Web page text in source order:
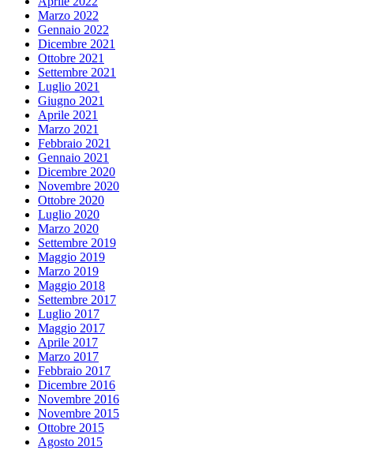
Marzo 2022
Gennaio 2022
Dicembre 2021
Ottobre 2021
Settembre 2021
Luglio 2021
Giugno 2021
Aprile 2021
Marzo 2021
Febbraio 2021
Gennaio 2021
Dicembre 2020
Novembre 2020
Ottobre 2020
Luglio 2020
Marzo 2020
Settembre 2019
Maggio 2019
Marzo 2019
Maggio 2018
Settembre 2017
Luglio 2017
Maggio 2017
Aprile 2017
Marzo 2017
Febbraio 2017
Dicembre 2016
Novembre 2016
Novembre 2015
Ottobre 2015
Agosto 2015